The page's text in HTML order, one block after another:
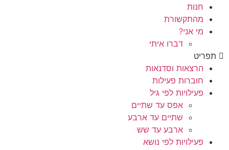
חנות
מהתקשורת
מי אני?
דברו איתי
תפריט
הרצאות וסדנאות
חוברות פעילות
פעילויות לפי גיל
אפס עד שתיים
שתיים עד ארבע
ארבע עד שש
פעילויות לפי נושא